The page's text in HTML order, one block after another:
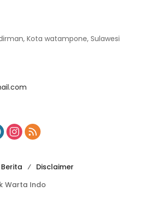
Kota watampone, Sulawesi
Disclaimer
Warta Indo